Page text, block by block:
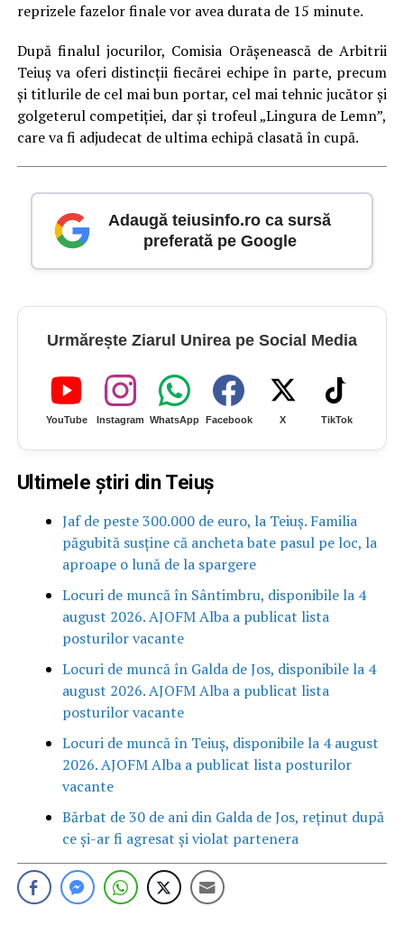
reprizele fazelor finale vor avea durata de 15 minute.
După finalul jocurilor, Comisia Orăşenească de Arbitrii
Teiuş va oferi distincţii fiecărei echipe în parte, precum
şi titlurile de cel mai bun portar, cel mai tehnic jucător şi
golgeterul competiţiei, dar şi trofeul „Lingura de Lemn”,
care va fi adjudecat de ultima echipă clasată în cupă.
Adaugă teiusinfo.ro ca sursă
preferată pe Google
Urmărește Ziarul Unirea pe Social Media
YouTube Instagram WhatsApp Facebook X TikTok
Ultimele știri din Teiuș
Jaf de peste 300.000 de euro, la Teiuș. Familia
păgubită susține că ancheta bate pasul pe loc, la
aproape o lună de la spargere
Locuri de muncă în Sântimbru, disponibile la 4
august 2026. AJOFM Alba a publicat lista
posturilor vacante
Locuri de muncă în Galda de Jos, disponibile la 4
august 2026. AJOFM Alba a publicat lista
posturilor vacante
Locuri de muncă în Teiuș, disponibile la 4 august
2026. AJOFM Alba a publicat lista posturilor
vacante
Bărbat de 30 de ani din Galda de Jos, reținut după
ce și-ar fi agresat și violat partenera